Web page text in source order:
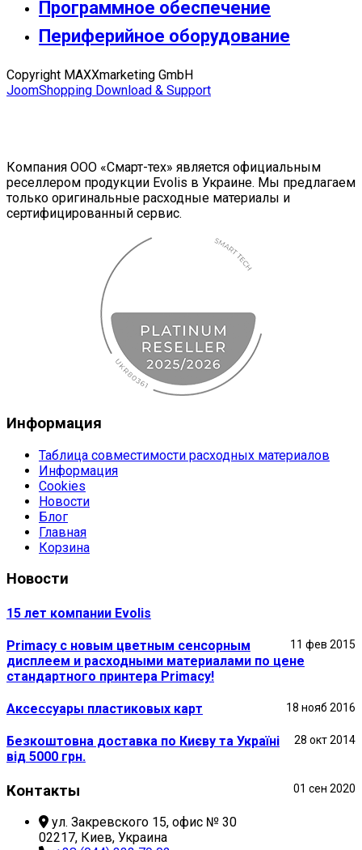
Программное обеспечение
Периферийное оборудование
Copyright MAXXmarketing GmbH
JoomShopping Download & Support
Компания ООО «Смарт-тех» является официальным
реселлером продукции Evolis в Украине. Мы предлагаем
только оригинальные расходные материалы и
сертифицированный сервис.
Информация
Таблица совместимости расходных материалов
Информация
Cookies
Новости
Блог
Главная
Корзина
Новости
15 лет компании Evolis
11 фев 2015
Primacy с новым цветным сенсорным
дисплеем и расходными материалами по цене
стандартного принтера Primacy!
18 нояб 2016
Аксессуары пластиковых карт
28 окт 2014
Безкоштовна доставка по Києву та Україні
від 5000 грн.
01 сен 2020
Контакты
ул. Закревского 15, офис № 30
02217, Киев, Украина